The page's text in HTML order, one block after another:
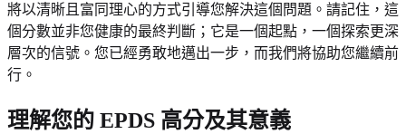
將以清晰且富同理心的方式引導您解決這個問題。請記住，這
個分數並非您健康的最終判斷；它是一個起點，一個探索更深
層次的信號。您已經勇敢地邁出一步，而我們將協助您繼續前
行。
理解您的 EPDS 高分及其意義